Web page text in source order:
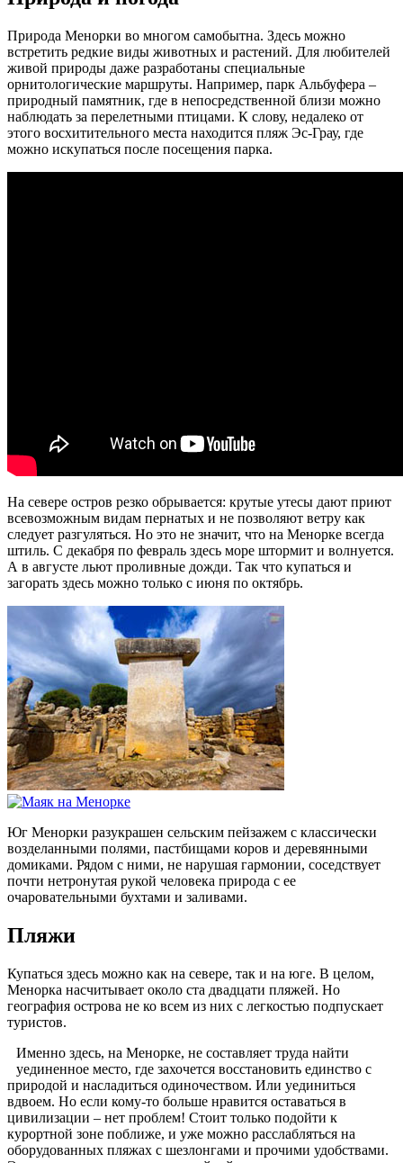
Природа Менорки во многом самобытна. Здесь можно
встретить редкие виды животных и растений. Для любителей
живой природы даже разработаны специальные
орнитологические маршруты. Например, парк Альбуфера –
природный памятник, где в непосредственной близи можно
наблюдать за перелетными птицами. К слову, недалеко от
этого восхитительного места находится пляж Эс-Грау, где
можно искупаться после посещения парка.
На севере остров резко обрывается: крутые утесы дают приют
всевозможным видам пернатых и не позволяют ветру как
следует разгуляться. Но это не значит, что на Менорке всегда
штиль. С декабря по февраль здесь море штормит и волнуется.
А в августе льют проливные дожди. Так что купаться и
загорать здесь можно только с июня по октябрь.
Юг Менорки разукрашен сельским пейзажем с классически
возделанными полями, пастбищами коров и деревянными
домиками. Рядом с ними, не нарушая гармонии, соседствует
почти нетронутая рукой человека природа с ее
очаровательными бухтами и заливами.
Пляжи
Купаться здесь можно как на севере, так и на юге. В целом,
Менорка насчитывает около ста двадцати пляжей. Но
география острова не ко всем из них с легкостью подпускает
туристов.
Именно здесь, на Менорке, не составляет труда найти
уединенное место, где захочется восстановить единство с
природой и насладиться одиночеством. Или уединиться
вдвоем. Но если кому-то больше нравится оставаться в
цивилизации – нет проблем! Стоит только подойти к
курортной зоне поближе, и уже можно расслабляться на
оборудованных пляжах с шезлонгами и прочими удобствами.